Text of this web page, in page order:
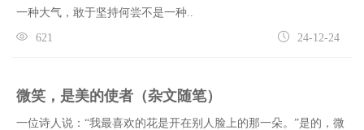
一种大气，敢于坚持何尝不是一种..
621 24-12-24
微笑，是美的使者（杂文随笔）
一位诗人说：“我最喜欢的花是开在别人脸上的那一朵。”是的，微